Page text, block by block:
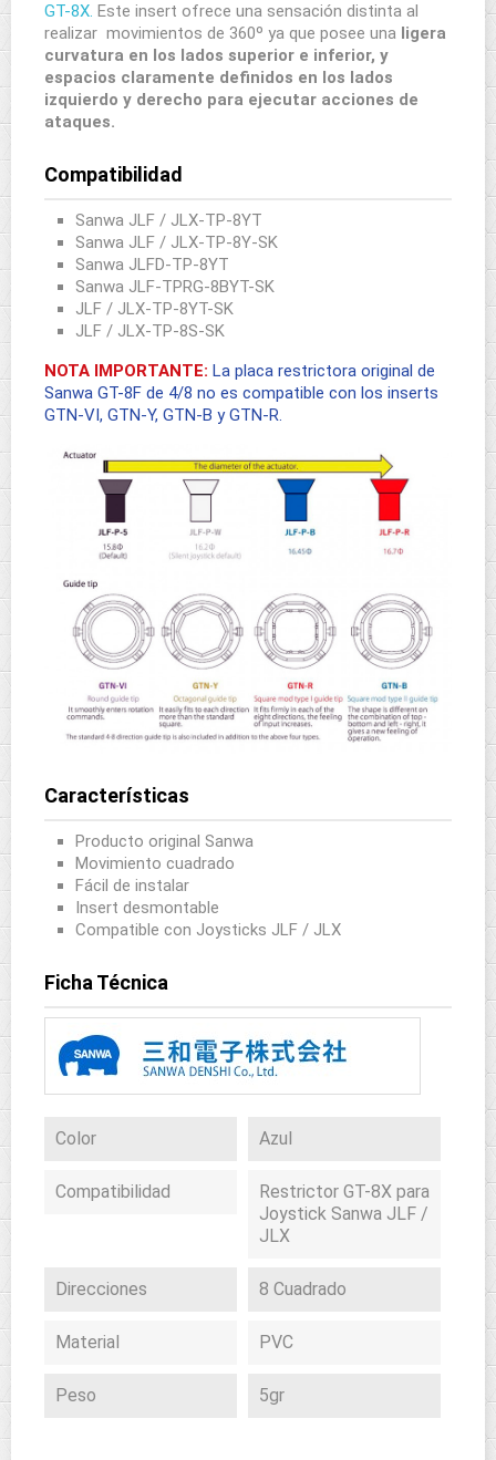
GT-8X. Este insert ofrece una sensación distinta al
realizar movimientos de 360º ya que posee una ligera
curvatura en los lados superior e inferior, y
espacios claramente definidos en los lados
izquierdo y derecho para ejecutar acciones de
ataques.
Compatibilidad
Sanwa JLF / JLX-TP-8YT
Sanwa JLF / JLX-TP-8Y-SK
Sanwa JLFD-TP-8YT
Sanwa JLF-TPRG-8BYT-SK
JLF / JLX-TP-8YT-SK
JLF / JLX-TP-8S-SK
NOTA IMPORTANTE: La placa restrictora original de
Sanwa GT-8F de 4/8 no es compatible con los inserts
GTN-VI, GTN-Y, GTN-B y GTN-R.
Características
Producto original Sanwa
Movimiento cuadrado
Fácil de instalar
Insert desmontable
Compatible con Joysticks JLF / JLX
Ficha Técnica
Color Azul
Compatibilidad
Restrictor GT-8X para
Joystick Sanwa JLF /
JLX
Direcciones 8 Cuadrado
Material PVC
Peso 5gr